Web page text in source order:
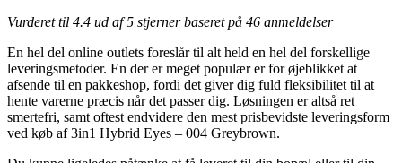
Vurderet til 4.4 ud af 5 stjerner baseret på 46 anmeldelser
En hel del online outlets foreslår til alt held en hel del forskellige
leveringsmetoder. En der er meget populær er for øjeblikket at
afsende til en pakkeshop, fordi det giver dig fuld fleksibilitet til at
hente varerne præcis når det passer dig. Løsningen er altså ret
smertefri, samt oftest endvidere den mest prisbevidste leveringsform
ved køb af 3in1 Hybrid Eyes – 004 Greybrown.